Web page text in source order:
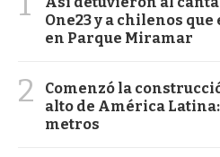
One23 y a chilenos
en Parque Miramar
2
Comenzó la
alto de América
metros